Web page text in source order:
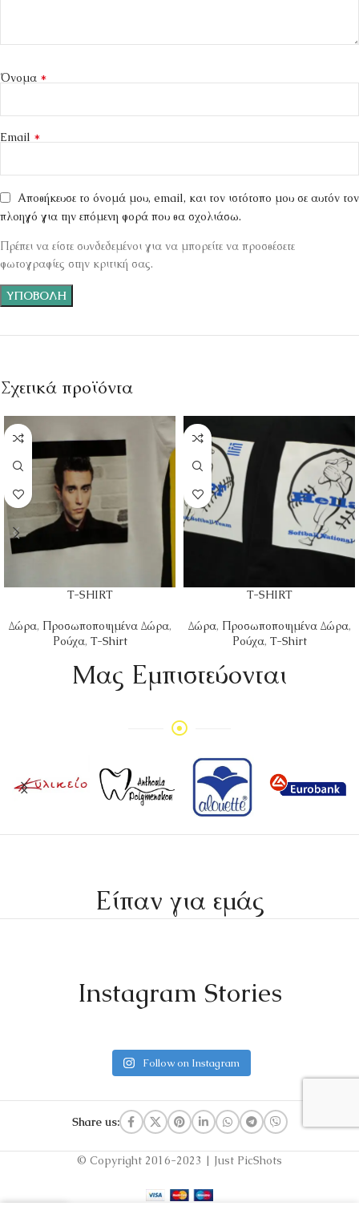
Όνομα *
Email *
Αποθήκευσε το όνομά μου, email, και τον ιστότοπο μου σε αυτόν τον
πλοηγό για την επόμενη φορά που θα σχολιάσω.
Πρέπει να είστε συνδεδεμένοι για να μπορείτε να προσθέσετε
φωτογραφίες στην κριτική σας.
Σχετικά προϊόντα
T-SHIRT
Δώρα, Προσωποποιημένα Δώρα,
Ρούχα, T-Shirt
T-SHIRT
Δώρα, Προσωποποιημένα Δώρα,
Ρούχα, T-Shirt
Mας Εμπιστεύονται
Είπαν για εμάς
Instagram Stories
Follow on Instagram
Share us:
© Copyright 2016-2023 | Just PicShots